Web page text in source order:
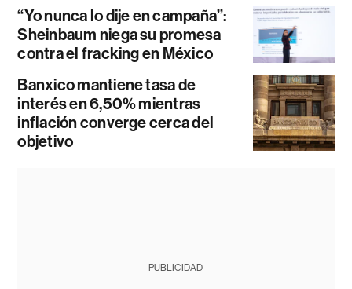
“Yo nunca lo dije en campaña”:
Sheinbaum niega su promesa
contra el fracking en México
Banxico mantiene tasa de
interés en 6,50% mientras
inflación converge cerca del
objetivo
PUBLICIDAD